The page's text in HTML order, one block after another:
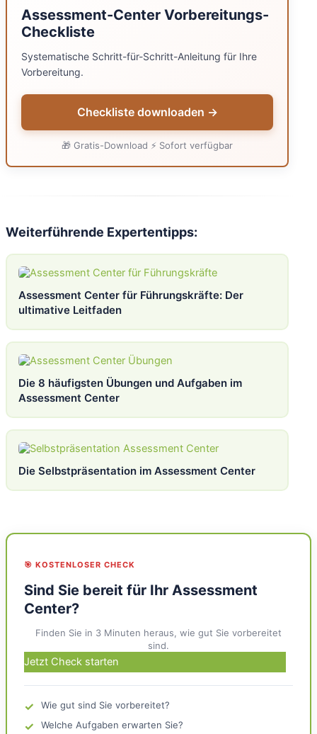
Assessment-Center Vorbereitungs-
Checkliste
Systematische Schritt-für-Schritt-Anleitung für Ihre
Vorbereitung.
Checkliste downloaden →
🎁 Gratis-Download ⚡ Sofort verfügbar
Weiterführende Expertentipps:
Assessment Center für Führungskräfte: Der
ultimative Leitfaden
Die 8 häufigsten Übungen und Aufgaben im
Assessment Center
Die Selbstpräsentation im Assessment Center
🎯 KOSTENLOSER CHECK
Sind Sie bereit für Ihr Assessment
Center?
Finden Sie in 3 Minuten heraus, wie gut Sie vorbereitet
sind.
Jetzt Check starten
✓ Wie gut sind Sie vorbereitet?
✓ Welche Aufgaben erwarten Sie?